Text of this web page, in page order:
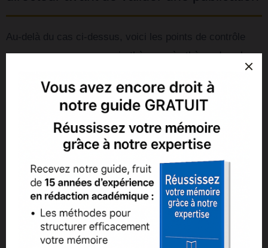
que nous avons vu revenir, thèse après thèse, dans les
retours des directeurs et des comités de suivi doctoral.
Question que
se pose le
directeur
Ce que nous
vérifions avec vous
en amont
Originalité du
sujet
Ce travail
ajoute-t-il
quelque chose
à ce qui existe
déjà ?
Cartographie des
travaux publiés sur
cinq ans, lacune
comblée identifiée